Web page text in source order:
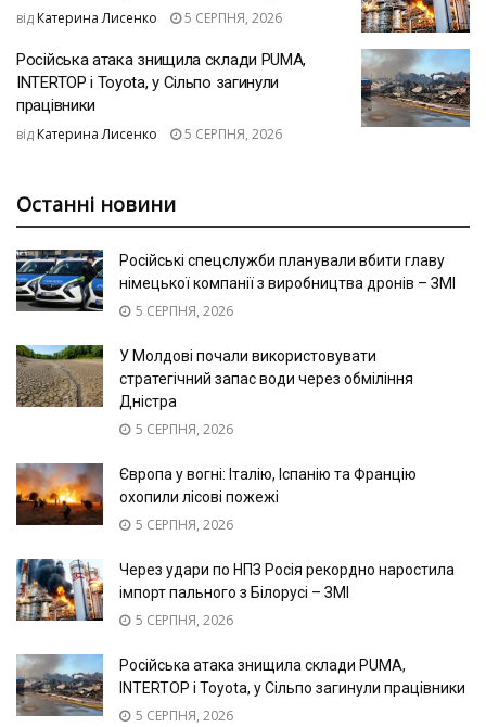
від Катерина Лисенко 5 СЕРПНЯ, 2026
Російська атака знищила склади PUMA,
INTERTOP і Toyota, у Сільпо загинули
працівники
від Катерина Лисенко 5 СЕРПНЯ, 2026
Останні новини
Російські спецслужби планували вбити главу
німецької компанії з виробництва дронів – ЗМІ
5 СЕРПНЯ, 2026
У Молдові почали використовувати
стратегічний запас води через обміління
Дністра
5 СЕРПНЯ, 2026
Європа у вогні: Італію, Іспанію та Францію
охопили лісові пожежі
5 СЕРПНЯ, 2026
Через удари по НПЗ Росія рекордно наростила
імпорт пального з Білорусі – ЗМІ
5 СЕРПНЯ, 2026
Російська атака знищила склади PUMA,
INTERTOP і Toyota, у Сільпо загинули працівники
5 СЕРПНЯ, 2026